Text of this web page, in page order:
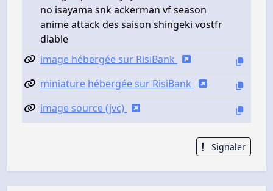
no isayama snk ackerman vf season
anime attack des saison shingeki vostfr
diable
image hébergée sur RisiBank
miniature hébergée sur RisiBank
image source (jvc)
Signaler